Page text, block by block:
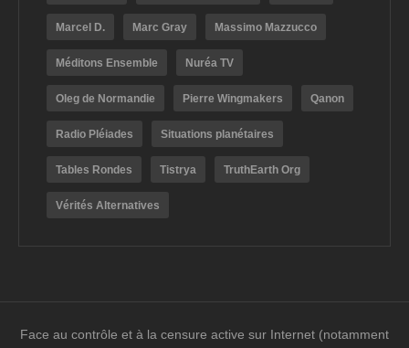
Marcel D. Marc Gray Massimo Mazzucco
Méditons Ensemble Nuréa TV
Oleg de Normandie Pierre Wingmakers Qanon
Radio Pléiades Situations planétaires
Tables Rondes Tistrya TruthEarth Org
Vérités Alternatives
Face au contrôle et à la censure active sur Internet (notamment